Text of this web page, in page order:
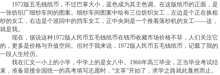
1972版五毛钱纸币，不过巴掌大小，蓝色成为其主色调。在这版纸币的正面，是
一张纺织厂细纱车间的图案。细纱车间图案中绘有三位纺织女工，左边是个正在换粗
纱的女工，右边是个巡回中的挡车女工，正中央则是一个推着落纱机的女工——这，
就是我。
现在，据说这种1972版人民币五毛钱纸币在钱币收藏市场价格不菲，人们关注它
的，更多是价格与升值空间。但对于我来说，1972版人民币五毛钱纸币，记载了我的
一段人生经历。
我在汇文一小上的小学，中学上的是女八中。1966年高三毕业，正当毕业考试结
束，准备迎接全国统一的高考填写志愿时，“文革”开始了，求学之路就此戛然而止。